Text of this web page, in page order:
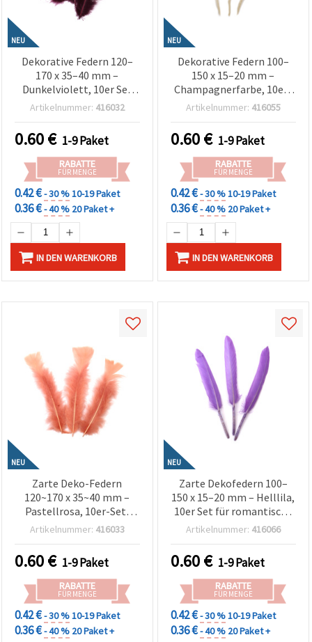
NEU
Dekorative Federn 120–
170 x 35–40 mm –
Dunkelviolett, 10er Set
für Basteln,
Deko & kreative DIY-
Designs
Artikelnummer: 416032
0.60€ 1-9 Paket
RABATTE
FÜR MENGE
0.42 €- 30 %10-19 Paket
0.36 €- 40 % 20 Paket +
IN DEN WARENKORB
NEU
Dekorative Federn 100–
150 x 15–20 mm –
Champagnerfarbe, 10er-
Set für Hochzeitsdeko,
Festtagsbasteln &
stilvolle DIY-Projekte
Artikelnummer: 416055
0.60€ 1-9 Paket
RABATTE
FÜR MENGE
0.42 €- 30 %10-19 Paket
0.36 €- 40 % 20 Paket +
IN DEN WARENKORB
NEU
Zarte Deko-Federn
120~170 x 35~40 mm –
Pastellrosa, 10er-Set,
assortiert/mix für
elegante Dekorationen
Artikelnummer: 416033
0.60€ 1-9 Paket
RABATTE
FÜR MENGE
0.42 €- 30 %10-19 Paket
0.36 €- 40 % 20 Paket +
NEU
Zarte Dekofedern 100–
150 x 15–20 mm – Helllila,
10er Set für romantische
Bastelideen, elegante
Projekte
Artikelnummer: 416066
0.60€ 1-9 Paket
RABATTE
FÜR MENGE
0.42 €- 30 %10-19 Paket
0.36 €- 40 % 20 Paket +